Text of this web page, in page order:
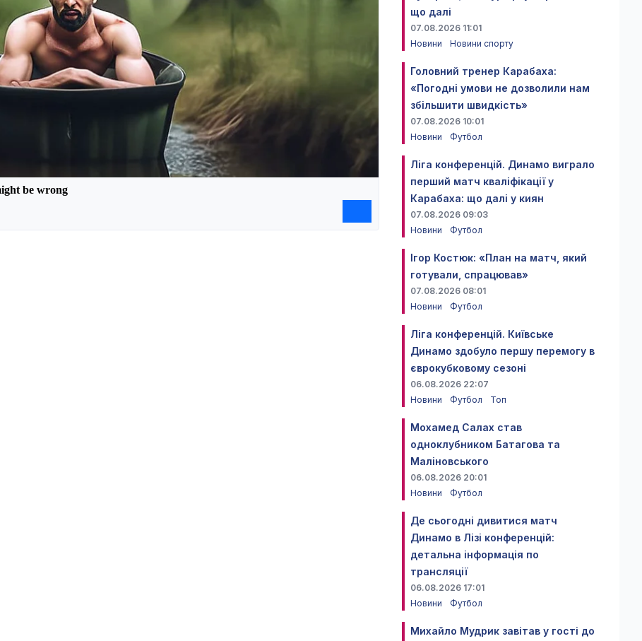
що далі
07.08.2026 11:01
Новини
Новини спорту
Головний тренер Карабаха:
«Погодні умови не дозволили нам
збільшити швидкість»
07.08.2026 10:01
Новини
Футбол
Ліга конференцій. Динамо виграло
перший матч кваліфікації у
Карабаха: що далі у киян
07.08.2026 09:03
Новини
Футбол
Ігор Костюк: «План на матч, який
готували, спрацював»
07.08.2026 08:01
Новини
Футбол
Ліга конференцій. Київське
Динамо здобуло першу перемогу в
єврокубковому сезоні
06.08.2026 22:07
Новини
Футбол Топ
Мохамед Салах став
одноклубником Батагова та
Маліновського
06.08.2026 20:01
Новини
Футбол
Де сьогодні дивитися матч
Динамо в Лізі конференцій:
детальна інформація по
трансляції
06.08.2026 17:01
Новини
Футбол
Михайло Мудрик завітав у гості до